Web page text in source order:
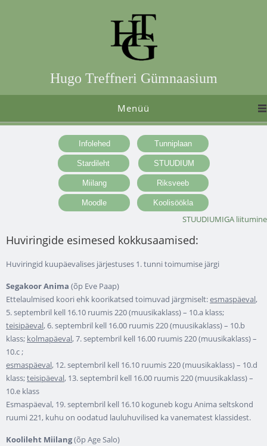
Hugo Treffneri Gümnaasium
Menüü
STUUDIUMIGA liitumine
Huviringide esimesed kokkusaamised:
Huviringid kuupäevalises järjestuses 1. tunni toimumise järgi
Segakoor Anima (õp Eve Paap)
Ettelaulmised koori ehk koorikatsed toimuvad järgmiselt:esmaspäeval,
5. septembril kell 16.10 ruumis 220 (muusikaklass) – 10.a klass;
teisipäeval, 6. septembril kell 16.00 ruumis 220 (muusikaklass) – 10.b
klass; kolmapäeval, 7. septembril kell 16.00 ruumis 220 (muusikaklass) –
10.c ;
esmaspäeval, 12. septembril kell 16.10 ruumis 220 (muusikaklass) – 10.d
klass;teisipäeval, 13. septembril kell 16.00 ruumis 220 (muusikaklass) –
10.e klass
Esmaspäeval, 19. septembril kell 16.10 koguneb kogu Anima seltskond
ruumi 221, kuhu on oodatud lauluhuvilised ka vanematest klassidest.
Koolileht Miilang(õp Age Salo)